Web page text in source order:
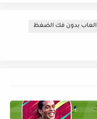
العاب بدون فك الضغظ